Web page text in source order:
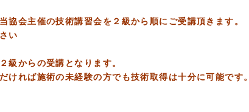
協会主催の技術講習会を２級から順にご受講頂きます。
い
級からの受講となります。
ければ施術の未経験の方でも技術取得は十分に可能です。